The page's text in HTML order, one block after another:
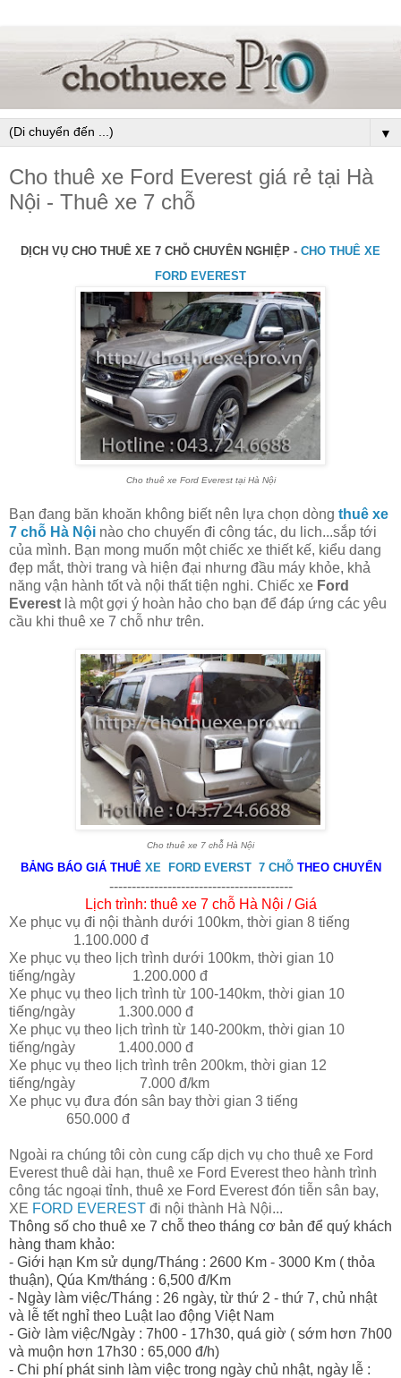
▼
Cho thuê xe Ford Everest giá rẻ tại Hà
Nội - Thuê xe 7 chỗ
DỊCH VỤ CHO THUÊ XE 7 CHỖ CHUYÊN NGHIỆP - CHO THUÊ XE
FORD EVEREST
Cho thuê xe Ford Everest tại Hà Nội
Bạn đang băn khoăn không biết nên lựa chọn dòng thuê xe
7 chỗ Hà Nội nào cho chuyến đi công tác, du lich...sắp tới
của mình. Bạn mong muốn một chiếc xe thiết kế, kiểu dang
đẹp mắt, thời trang và hiện đại nhưng đầu máy khỏe, khả
năng vận hành tốt và nội thất tiện nghi. Chiếc xe Ford
Everest là một gợi ý hoàn hảo cho bạn để đáp ứng các yêu
cầu khi thuê xe 7 chỗ như trên.
Cho thuê xe 7 chỗ Hà Nội
BẢNG BÁO GIÁ THUÊ XE FORD EVERST 7 CHỖTHEO CHUYẾN
-----------------------------------------
Lịch trình: thuê xe 7 chỗ Hà Nội / Giá
Xe phục vụ đi nội thành dưới 100km, thời gian 8 tiếng
1.100.000 đ
Xe phục vụ theo lịch trình dưới 100km, thời gian 10
tiếng/ngày 1.200.000 đ
Xe phục vụ theo lịch trình từ 100-140km, thời gian 10
tiếng/ngày 1.300.000 đ
Xe phục vụ theo lịch trình từ 140-200km, thời gian 10
tiếng/ngày 1.400.000 đ
Xe phục vụ theo lịch trình trên 200km, thời gian 12
tiếng/ngày 7.000 đ/km
Xe phục vụ đưa đón sân bay thời gian 3 tiếng
650.000 đ
Ngoài ra chúng tôi còn cung cấp dịch vụ cho thuê xe Ford
Everest thuê dài hạn, thuê xe Ford Everest theo hành trình
công tác ngoại tỉnh, thuê xe Ford Everest đón tiễn sân bay,
XE FORD EVEREST đi nội thành Hà Nội...
Thông số cho thuê xe 7 chỗ theo tháng cơ bản để quý khách
hàng tham khảo:
- Giới hạn Km sử dụng/Tháng : 2600 Km - 3000 Km ( thỏa
thuận), Qúa Km/tháng : 6,500 đ/Km
- Ngày làm việc/Tháng : 26 ngày, từ thứ 2 - thứ 7, chủ nhật
và lễ tết nghỉ theo Luật lao động Việt Nam
- Giờ làm việc/Ngày : 7h00 - 17h30, quá giờ ( sớm hơn 7h00
và muộn hơn 17h30 : 65,000 đ/h)
- Chi phí phát sinh làm việc trong ngày chủ nhật, ngày lễ :